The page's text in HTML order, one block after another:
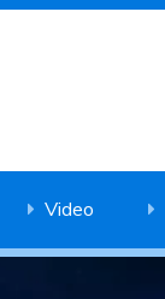
Video